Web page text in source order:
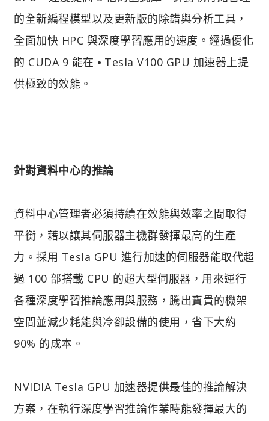
的全新編程模型以及更新版的除錯與分析工具，
全面加快 HPC 與深度學習應用的速度。經過優化
的 CUDA 9 能在 ⦁ Tesla V100 GPU 加速器上提
供極致的效能。
針對資料中心的推論
資料中心管理者必須持續在效能與效率之間取得
平衡，藉以讓其伺服器主機群發揮最高的生產
力。採用 Tesla GPU 進行加速的伺服器能取代超
過 100 部搭載 CPU 的超大型伺服器，用來運行
各種深度學習推論應用與服務，騰出寶貴的機架
空間並減少耗能與冷卻設備的使用，省下大約
90% 的成本。
NVIDIA Tesla GPU 加速器提供最佳的推論解決
方案，在執行深度學習推論作業時能發揮最大的